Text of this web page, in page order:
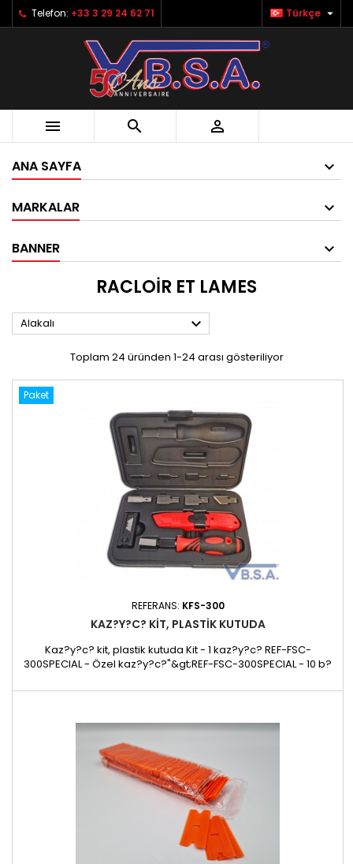
Telefon: +33 3 29 24 62 71 Türkçe 
  
ANA SAYFA
MARKALAR
BANNER
RACLOIR ET LAMES
Alakalı 
Toplam 24 üründen 1-24 arası gösteriliyor
Paket
REFERANS: KFS-300
KAZ?Y?C? KIT, PLASTIK KUTUDA
Kaz?y?c? kit, plastik kutuda Kit - 1 kaz?y?c? REF-FSC-
300SPECIAL - Özel kaz?y?c?"&gt;REF-FSC-300SPECIAL - 10 b?
REF-SC316 - 10 b?çak 20 mm geni?lik - REF-SC320 - 1 köpük